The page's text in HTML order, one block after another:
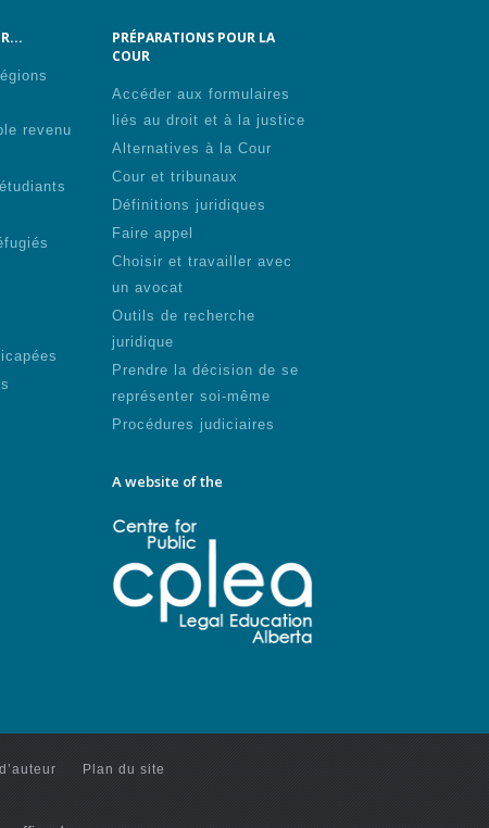
revenu
PRÉPARATIONS POUR LA
COUR
Accéder aux formulaires
liés au droit et à la justice
Alternatives à la Cour
Cour et tribunaux
Définitions juridiques
Faire appel
Choisir et travailler avec
un avocat
Outils de recherche
juridique
Prendre la décision de se
représenter soi-même
Procédures judiciaires
A website of the
Plan du site